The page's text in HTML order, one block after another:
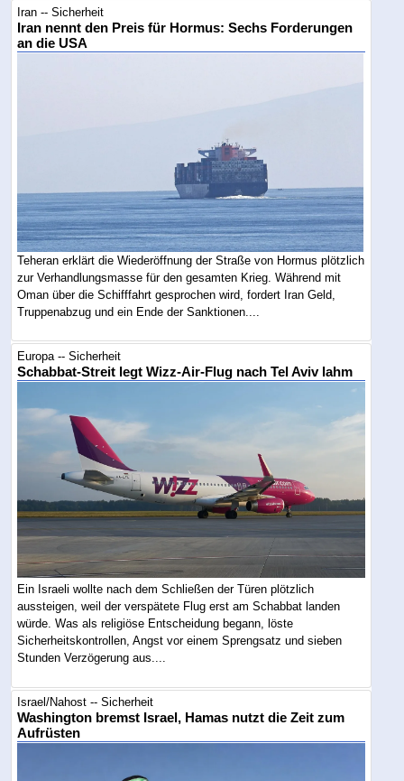
Iran -- Sicherheit
Iran nennt den Preis für Hormus: Sechs Forderungen
an die USA
Teheran erklärt die Wiederöffnung der Straße von Hormus plötzlich
zur Verhandlungsmasse für den gesamten Krieg. Während mit
Oman über die Schifffahrt gesprochen wird, fordert Iran Geld,
Truppenabzug und ein Ende der Sanktionen....
Europa -- Sicherheit
Schabbat-Streit legt Wizz-Air-Flug nach Tel Aviv lahm
Ein Israeli wollte nach dem Schließen der Türen plötzlich
aussteigen, weil der verspätete Flug erst am Schabbat landen
würde. Was als religiöse Entscheidung begann, löste
Sicherheitskontrollen, Angst vor einem Sprengsatz und sieben
Stunden Verzögerung aus....
Israel/Nahost -- Sicherheit
Washington bremst Israel, Hamas nutzt die Zeit zum
Aufrüsten